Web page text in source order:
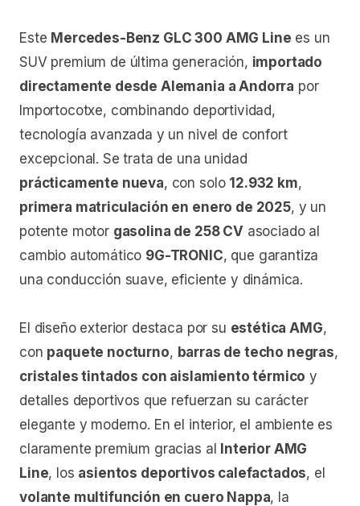
Este Mercedes-Benz GLC 300 AMG Line es un
SUV premium de última generación, importado
directamente desde Alemania a Andorra por
Importocotxe, combinando deportividad,
tecnología avanzada y un nivel de confort
excepcional. Se trata de una unidad
prácticamente nueva, con solo 12.932 km,
primera matriculación en enero de 2025, y un
potente motor gasolina de 258 CV asociado al
cambio automático 9G-TRONIC, que garantiza
una conducción suave, eficiente y dinámica.
El diseño exterior destaca por su estética AMG,
con paquete nocturno, barras de techo negras,
cristales tintados con aislamiento térmico y
detalles deportivos que refuerzan su carácter
elegante y moderno. En el interior, el ambiente es
claramente premium gracias al
Interior AMG
Line, los asientos deportivos calefactados, el
volante multifunción en cuero Nappa, la